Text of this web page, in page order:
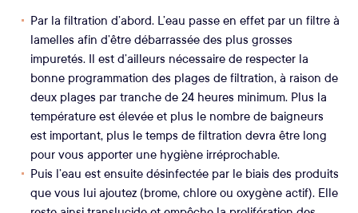
Par la filtration d’abord. L’eau passe en effet par un filtre à
lamelles afin d’être débarrassée des plus grosses
impuretés. Il est d’ailleurs nécessaire de respecter la
bonne programmation des plages de filtration, à raison de
deux plages par tranche de 24 heures minimum. Plus la
température est élevée et plus le nombre de baigneurs
est important, plus le temps de filtration devra être long
pour vous apporter une hygiène irréprochable.
Puis l’eau est ensuite désinfectée par le biais des produits
que vous lui ajoutez (brome, chlore ou oxygène actif). Elle